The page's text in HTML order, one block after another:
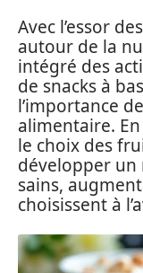
Avec l’essor
autour de la
intégré des
de snacks à
l’importance
alimentaire.
le choix des
développer
sains,
choisissent à